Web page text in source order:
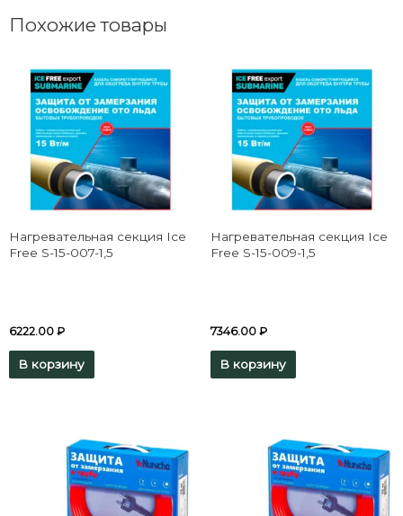
Похожие товары
Нагревательная секция Ice
Free S-15-007-1,5
6222.00 ₽
В корзину
Нагревательная секция Ice
Free S-15-009-1,5
7346.00 ₽
В корзину